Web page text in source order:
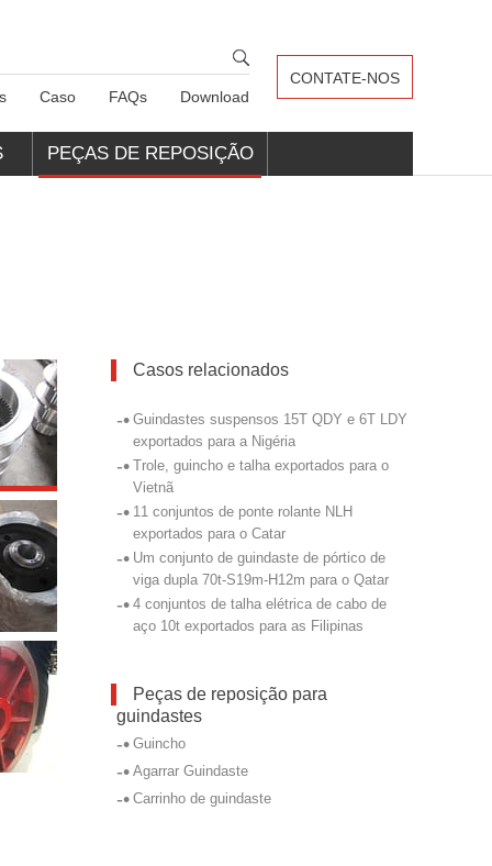
CONTATE-NOS
Caso FAQs Download
PEÇAS DE REPOSIÇÃO
Casos relacionados
-• Guindastes suspensos 15T QDY e 6T LDY
exportados para a Nigéria
-• Trole, guincho e talha exportados para o
Vietnã
-• 11 conjuntos de ponte rolante NLH
exportados para o Catar
-• Um conjunto de guindaste de pórtico de
viga dupla 70t-S19m-H12m para o Qatar
-• 4 conjuntos de talha elétrica de cabo de
aço 10t exportados para as Filipinas
Peças de reposição para
guindastes
-• Guincho
-• Agarrar Guindaste
-• Carrinho de guindaste